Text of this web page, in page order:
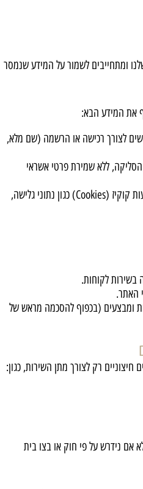
ומתחייבים לשמור על המידע שנמסר
את המידע הבא:
לצורך רכישה או הרשמה (שם מלא,
ללא שמירת פרטי אשראי
מידע הנאסף אוטומטית באמצעות קוקיז (Cookies) כגון נתוני גלישה,
בשירות לקוחות.
האתר.
ומבצעים (בכפוף להסכמה מראש של
רק לצורך מתן השירות, כגון:
אם נידרש על פי חוק או בצו בית